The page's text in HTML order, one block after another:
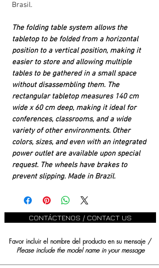
Brasil.
The folding table system allows the
tabletop to be folded from a horizontal
position to a vertical position, making it
easier to store and allowing multiple
tables to be gathered in a small space
without disassembling them. The
rectangular tabletop measures 140 cm
wide x 60 cm deep, making it ideal for
conferences, classrooms, and a wide
variety of other environments. Other
colors, sizes, and even with an integrated
power outlet are available upon special
request. The wheels have brakes to
prevent slipping. Made in Brazil.
CONTÁCTENOS / CONTACT US
Favor incluir el nombre del producto en su mensaje /
Please include the model name in your message